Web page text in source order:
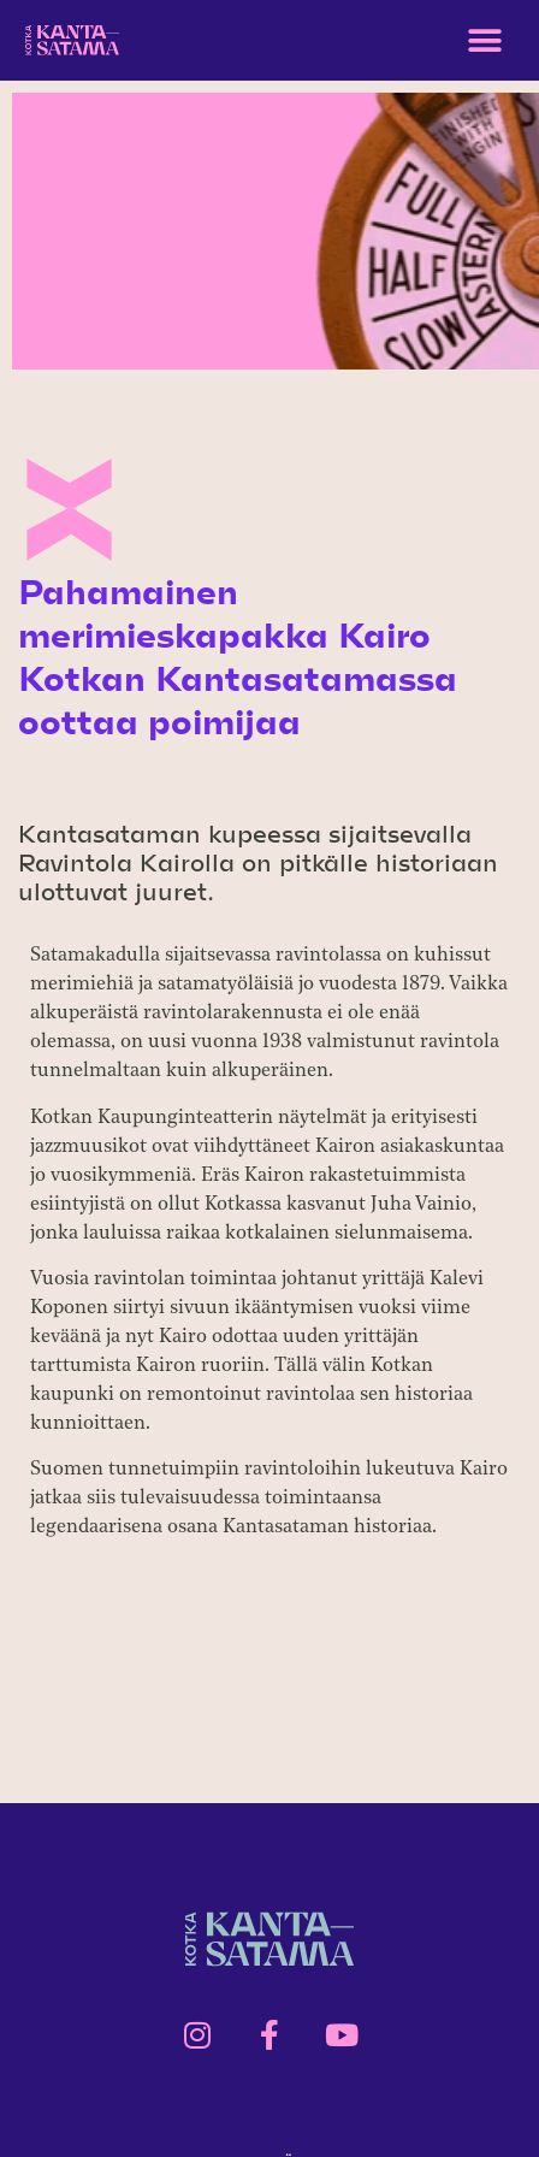
Pahamainen
merimieskapakka Kairo
Kotkan Kantasatamassa
oottaa poimijaa
Kantasataman kupeessa sijaitsevalla
Ravintola Kairolla on pitkälle historiaan
ulottuvat juuret.
Satamakadulla sijaitsevassa ravintolassa on kuhissut
merimiehiä ja satamatyöläisiä jo vuodesta 1879. Vaikka
alkuperäistä ravintolarakennusta ei ole enää
olemassa, on uusi vuonna 1938 valmistunut ravintola
tunnelmaltaan kuin alkuperäinen.
Kotkan Kaupunginteatterin näytelmät ja erityisesti
jazzmuusikot ovat viihdyttäneet Kairon asiakaskuntaa
jo vuosikymmeniä. Eräs Kairon rakastetuimmista
esiintyjistä on ollut Kotkassa kasvanut Juha Vainio,
jonka lauluissa raikaa kotkalainen sielunmaisema.
Vuosia ravintolan toimintaa johtanut yrittäjä Kalevi
Koponen siirtyi sivuun ikääntymisen vuoksi viime
keväänä ja nyt Kairo odottaa uuden yrittäjän
tarttumista Kairon ruoriin. Tällä välin Kotkan
kaupunki on remontoinut ravintolaa sen historiaa
kunnioittaen.
Suomen tunnetuimpiin ravintoloihin lukeutuva Kairo
jatkaa siis tulevaisuudessa toimintaansa
legendaarisena osana Kantasataman historiaa.